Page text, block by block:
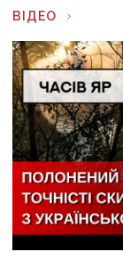
ВІДЕО